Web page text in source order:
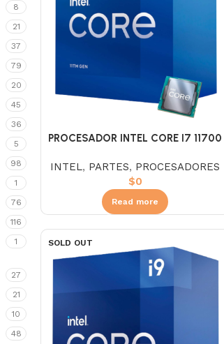
8
21
37
79
20
45
36
5
98
1
76
116
1
27
21
10
48
PROCESADOR INTEL CORE I7 11700
INTEL, PARTES, PROCESADORES
$0
Read more
SOLD OUT